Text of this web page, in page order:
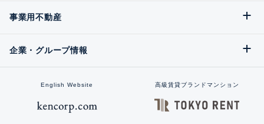
事業用不動産
企業・グループ情報
English Website 高級賃貸ブランドマンション